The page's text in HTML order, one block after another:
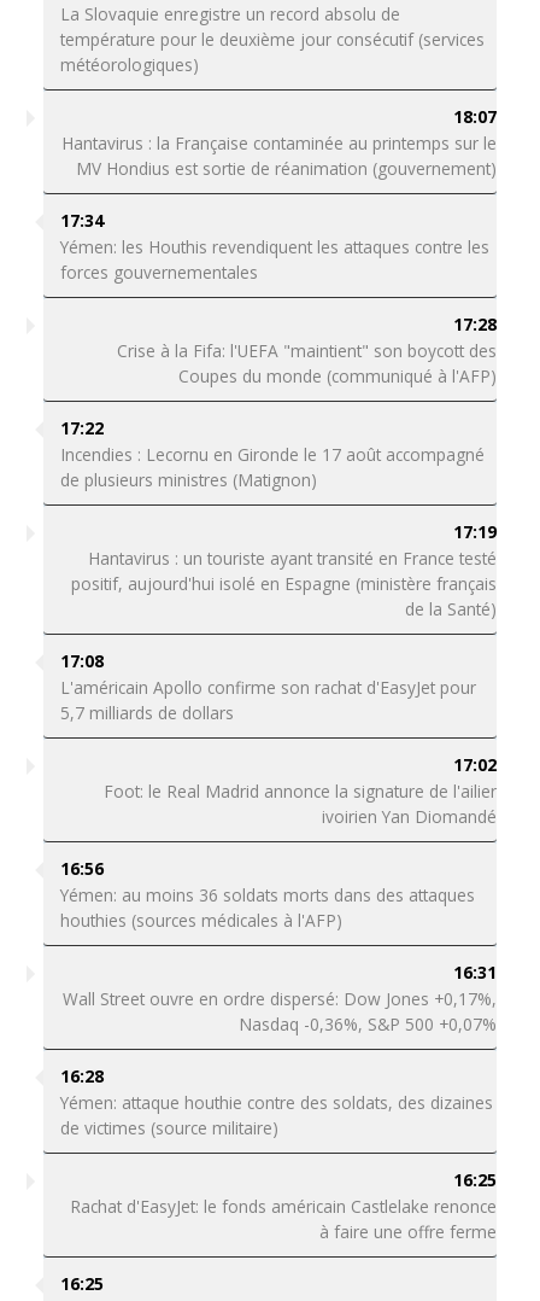
La Slovaquie enregistre un record absolu de
température pour le deuxième jour consécutif (services
météorologiques)
18:07
Hantavirus : la Française contaminée au printemps sur le
MV Hondius est sortie de réanimation (gouvernement)
17:34
Yémen: les Houthis revendiquent les attaques contre les
forces gouvernementales
17:28
Crise à la Fifa: l'UEFA "maintient" son boycott des
Coupes du monde (communiqué à l'AFP)
17:22
Incendies : Lecornu en Gironde le 17 août accompagné
de plusieurs ministres (Matignon)
17:19
Hantavirus : un touriste ayant transité en France testé
positif, aujourd'hui isolé en Espagne (ministère français
de la Santé)
17:08
L'américain Apollo confirme son rachat d'EasyJet pour
5,7 milliards de dollars
17:02
Foot: le Real Madrid annonce la signature de l'ailier
ivoirien Yan Diomandé
16:56
Yémen: au moins 36 soldats morts dans des attaques
houthies (sources médicales à l'AFP)
16:31
Wall Street ouvre en ordre dispersé: Dow Jones +0,17%,
Nasdaq -0,36%, S&P 500 +0,07%
16:28
Yémen: attaque houthie contre des soldats, des dizaines
de victimes (source militaire)
16:25
Rachat d'EasyJet: le fonds américain Castlelake renonce
à faire une offre ferme
16:25